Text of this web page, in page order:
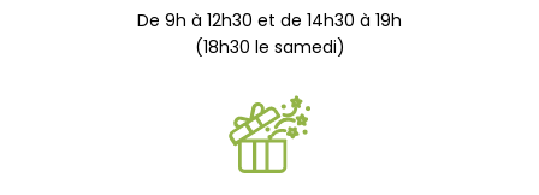
De 9h à 12h30 et de 14h30 à 19h
(18h30 le samedi)